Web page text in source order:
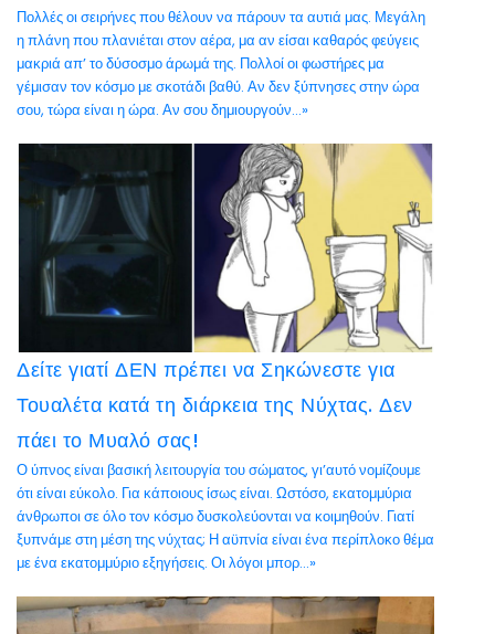
Πολλές οι σειρήνες που θέλουν να πάρουν τα αυτιά μας. Μεγάλη
η πλάνη που πλανιέται στον αέρα, μα αν είσαι καθαρός φεύγεις
μακριά απ’ το δύσοσμο άρωμά της. Πολλοί οι φωστήρες μα
γέμισαν τον κόσμο με σκοτάδι βαθύ. Αν δεν ξύπνησες στην ώρα
σου, τώρα είναι η ώρα. Αν σου δημιουργούν...»
Δείτε γιατί ΔΕΝ πρέπει να Σηκώνεστε για
Τουαλέτα κατά τη διάρκεια της Νύχτας. Δεν
πάει το Μυαλό σας!
Ο ύπνος είναι βασική λειτουργία του σώματος, γι’αυτό νομίζουμε
ότι είναι εύκολο. Για κάποιους ίσως είναι. Ωστόσο, εκατομμύρια
άνθρωποι σε όλο τον κόσμο δυσκολεύονται να κοιμηθούν. Γιατί
ξυπνάμε στη μέση της νύχτας; Η αϋπνία είναι ένα περίπλοκο θέμα
με ένα εκατομμύριο εξηγήσεις. Οι λόγοι μπορ...»